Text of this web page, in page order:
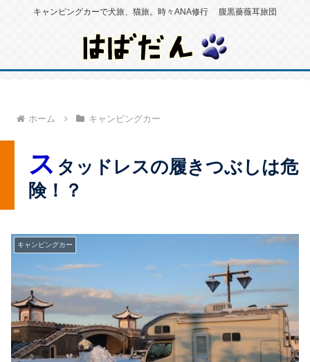
キャンピングカーで犬旅、猫旅。時々ANA修行 腹黒薔薇耳旅団
ホーム キャンピングカー
ス タッドレスの履きつぶしは危
険！？
キャンピングカー